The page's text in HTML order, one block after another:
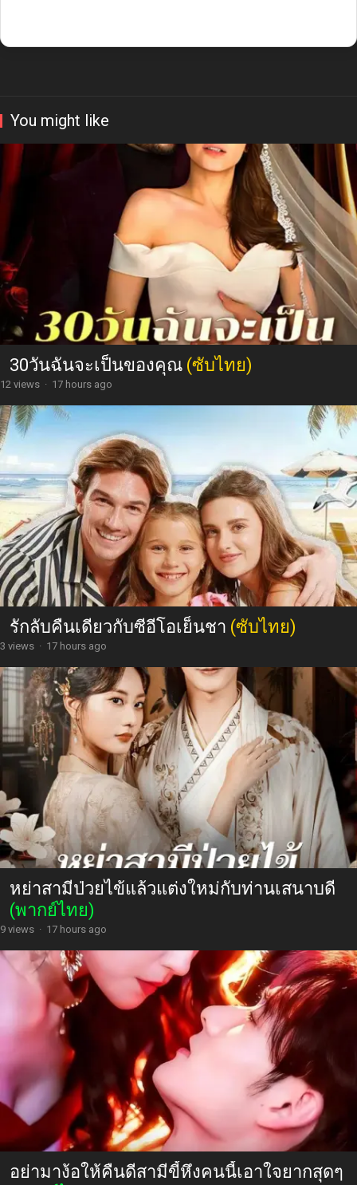
You might like
30วันฉันจะเป็นของคุณ (ซับไทย)
12 views · 17 hours ago
รักลับคืนเดียวกับซีอีโอเย็นชา (ซับไทย)
3 views · 17 hours ago
หย่าสามีป่วยไข้แล้วแต่งใหม่กับท่านเสนาบดี
(พากย์ไทย)
9 views · 17 hours ago
อย่ามาง้อให้คืนดีสามีขี้หึงคนนี้เอาใจยากสุดๆ